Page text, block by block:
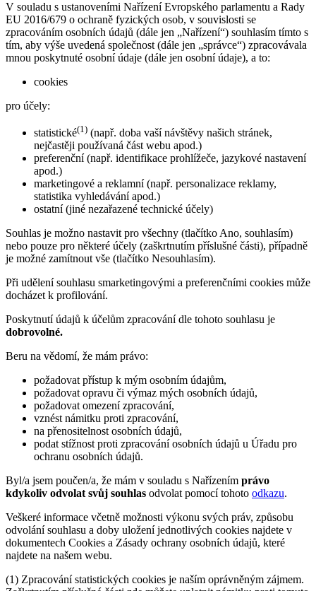
V souladu s ustanoveními Nařízení Evropského parlamentu a Rady
EU 2016/679 o ochraně fyzických osob, v souvislosti se
zpracováním osobních údajů (dále jen „Nařízení“) souhlasím tímto s
tím, aby výše uvedená společnost (dále jen „správce“) zpracovávala
mnou poskytnuté osobní údaje (dále jen osobní údaje), a to:
cookies
pro účely:
statistické(1) (např. doba vaší návštěvy našich stránek,
nejčastěji používaná část webu apod.)
preferenční (např. identifikace prohlížeče, jazykové nastavení
apod.)
marketingové a reklamní (např. personalizace reklamy,
statistika vyhledávání apod.)
ostatní (jiné nezařazené technické účely)
Souhlas je možno nastavit pro všechny (tlačítko Ano, souhlasím)
nebo pouze pro některé účely (zaškrtnutím příslušné části), případně
je možné zamítnout vše (tlačítko Nesouhlasím).
Při udělení souhlasu smarketingovými a preferenčními cookies může
docházet k profilování.
Poskytnutí údajů k účelům zpracování dle tohoto souhlasu je
dobrovolné.
Beru na vědomí, že mám právo:
požadovat přístup k mým osobním údajům,
požadovat opravu či výmaz mých osobních údajů,
požadovat omezení zpracování,
vznést námitku proti zpracování,
na přenositelnost osobních údajů,
podat stížnost proti zpracování osobních údajů u Úřadu pro
ochranu osobních údajů.
Byl/a jsem poučen/a, že mám v souladu s Nařízením právo
kdykoliv odvolat svůj souhlas odvolat pomocí tohoto odkazu.
Veškeré informace včetně možnosti výkonu svých práv, způsobu
odvolání souhlasu a doby uložení jednotlivých cookies najdete v
dokumentech Cookies a Zásady ochrany osobních údajů, které
najdete na našem webu.
(1) Zpracování statistických cookies je naším oprávněným zájmem.